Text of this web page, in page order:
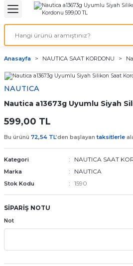
Geri Dön
& ELEKTİRİK
Geri Dön
ve Cihaz Pilleri
ÇEŞİTLERİ
Geri Dön
Geri Dön
Kordon Çeşitleri
Kordonları
saat kordonu
Kordonları
Anasayfa NAUTICA SAAT KORDONU
NAUTICA
Nautica a13673g Uyumlu Siyah
599,00 TL
Bu ürünü 72,54 TL’den başlayantaksitlerle
Kategori NAUTICA SAAT
Marka NAUTICA
Stok Kodu 1590
SİPARİŞ NOTU
Not